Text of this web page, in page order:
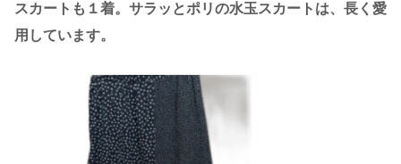
スカートも１着。サラッとポリの水玉スカートは、長く愛
用しています。